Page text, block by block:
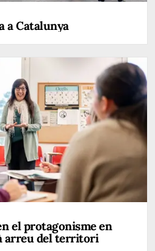
a Catalunya
el protagonisme en
arreu del territori